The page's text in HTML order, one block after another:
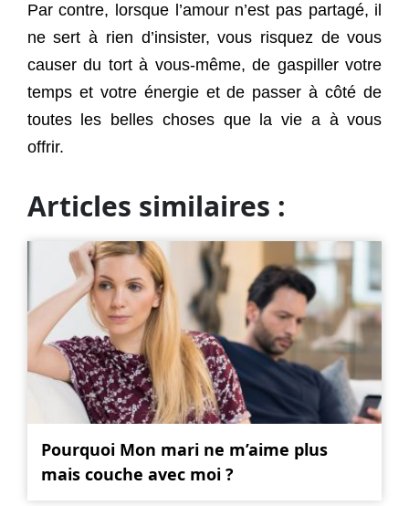
Par contre, lorsque l’amour n’est pas partagé, il
ne sert à rien d’insister, vous risquez de vous
causer du tort à vous-même, de gaspiller votre
temps et votre énergie et de passer à côté de
toutes les belles choses que la vie a à vous
offrir.
Articles similaires :
Pourquoi Mon mari ne m’aime plus
mais couche avec moi ?